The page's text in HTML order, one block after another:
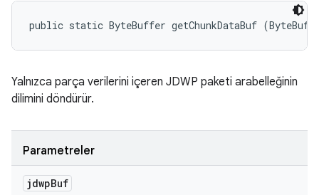
public static ByteBuffer getChunkDataBuf
Yalnızca parça verilerini içeren JDWP paketi arabelleğinin
dilimini döndürür.
Parametreler
jdwpBuf